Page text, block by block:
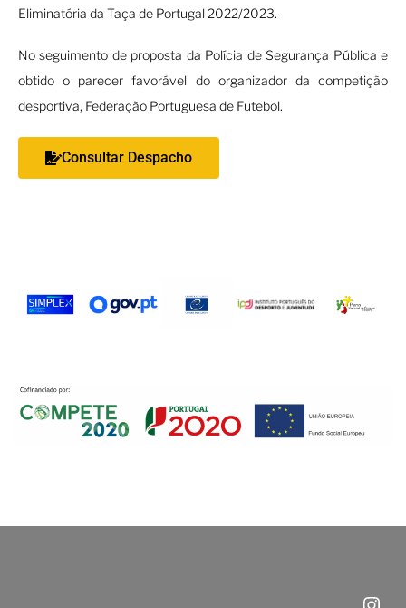
Eliminatória da Taça de Portugal 2022/2023.
No seguimento de proposta da Polícia de Segurança Pública e
obtido o parecer favorável do organizador da competição
desportiva, Federação Portuguesa de Futebol.
Consultar Despacho